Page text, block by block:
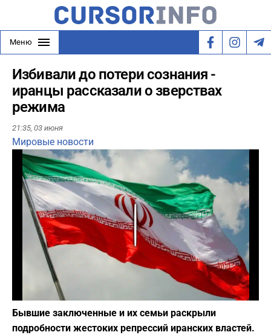
Меню
Избивали до потери сознания -
иранцы рассказали о зверствах
режима
21:35, 03 июня
Мировые новости
Play
Фото: Pixabay
Бывшие заключенные и их семьи раскрыли
подробности жестоких репрессий иранских властей.